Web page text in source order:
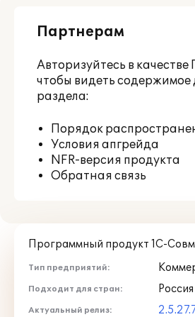
Поддержка
Материалы
Партнерам
Авторизуйтесь в
чтобы видеть содержимое
раздела:
Порядок
Условия апгрейда
NFR-версия продукта
Обратная связь
Программный продукт 1С-
Тип предприятий:
Подходит для стран: Россия
Актуальный релиз: